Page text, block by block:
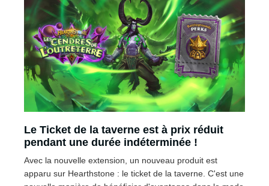
Le Ticket de la taverne est à prix réduit
pendant une durée indéterminée !
Avec la nouvelle extension, un nouveau produit est
apparu sur Hearthstone : le ticket de la taverne. C'est une